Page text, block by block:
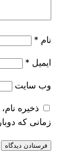
نام *
ایمیل *
وب‌ سایت
ذخیره
زمانی که